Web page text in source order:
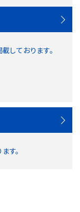
しております。
す。